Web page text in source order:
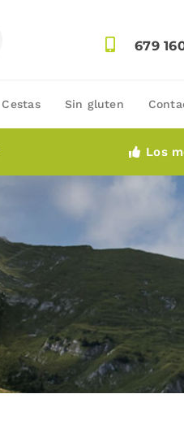
679
Cestas Sin gluten
Los